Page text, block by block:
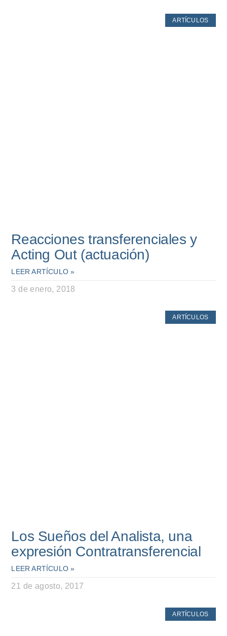
ARTÍCULOS
Reacciones transferenciales y
Acting Out (actuación)
LEER ARTÍCULO »
3 de enero, 2018
ARTÍCULOS
Los Sueños del Analista, una
expresión Contratransferencial
LEER ARTÍCULO »
21 de agosto, 2017
ARTÍCULOS